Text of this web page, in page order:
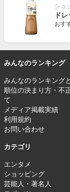
ショ
ド
おす
みんなのランキング
みんなのランキング
順位の決まり方・不
て
メディア掲載実績
利用規約
お問い合わせ
カテゴリ
エンタメ
ショッピング
芸能人・著名人